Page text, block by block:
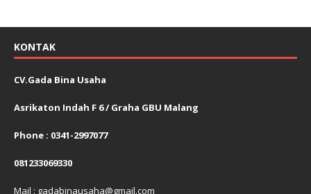
KONTAK
CV.Gada Bina Usaha
Asrikaton Indah F 6 / Graha GBU Malang
Phone : 0341-2997077
081233069330
Mail : gadabinausaha@gmail.com